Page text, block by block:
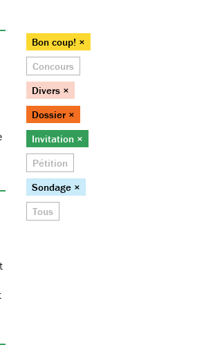
Bon coup! ×
Concours
Divers ×
Dossier ×
Invitation ×
Pétition
Sondage ×
Tous